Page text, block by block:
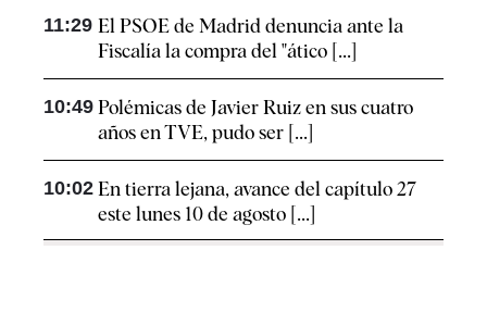
11:29 El PSOE de Madrid denuncia ante la
Fiscalía la compra del "ático [...]
10:49 Polémicas de Javier Ruiz en sus cuatro
años en TVE, pudo ser [...]
10:02 En tierra lejana, avance del capítulo 27
este lunes 10 de agosto [...]